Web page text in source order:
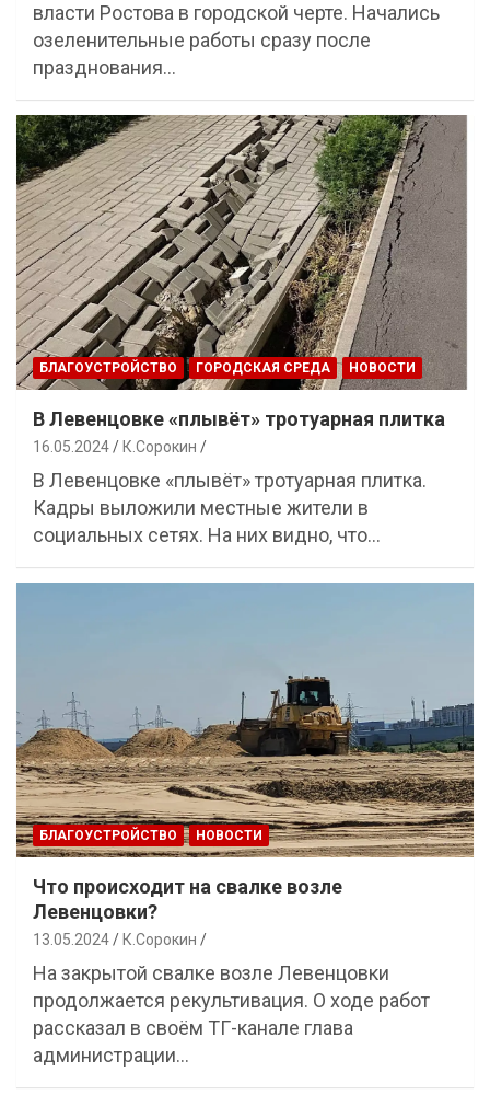
власти Ростова в городской черте. Начались
озеленительные работы сразу после
празднования…
БЛАГОУСТРОЙСТВО ГОРОДСКАЯ СРЕДА НОВОСТИ
В Левенцовке «плывёт» тротуарная плитка
16.05.2024 К.Сорокин
В Левенцовке «плывёт» тротуарная плитка.
Кадры выложили местные жители в
социальных сетях. На них видно, что…
БЛАГОУСТРОЙСТВО НОВОСТИ
Что происходит на свалке возле
Левенцовки?
13.05.2024 К.Сорокин
На закрытой свалке возле Левенцовки
продолжается рекультивация. О ходе работ
рассказал в своём ТГ-канале глава
администрации…